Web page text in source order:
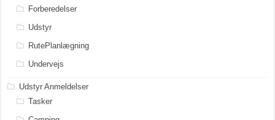
Forberedelser
Udstyr
RutePlanlægning
Undervejs
Udstyr Anmeldelser
Tasker